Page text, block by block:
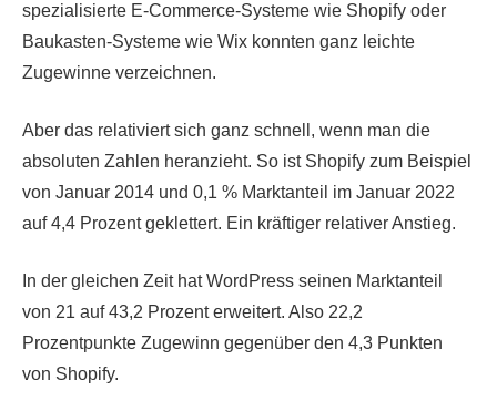
spezialisierte E-Commerce-Systeme wie Shopify oder
Baukasten-Systeme wie Wix konnten ganz leichte
Zugewinne verzeichnen.
Aber das relativiert sich ganz schnell, wenn man die
absoluten Zahlen heranzieht. So ist Shopify zum Beispiel
von Januar 2014 und 0,1 % Marktanteil im Januar 2022
auf 4,4 Prozent geklettert. Ein kräftiger relativer Anstieg.
In der gleichen Zeit hat WordPress seinen Marktanteil
von 21 auf 43,2 Prozent erweitert. Also 22,2
Prozentpunkte Zugewinn gegenüber den 4,3 Punkten
von Shopify.